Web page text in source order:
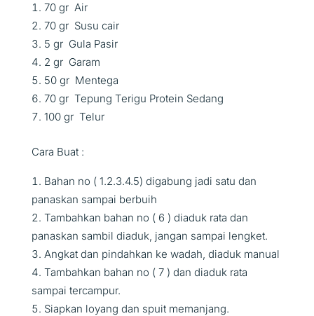
70 gr Air
70 gr Susu cair
5 gr Gula Pasir
2 gr Garam
50 gr Mentega
70 gr Tepung Terigu Protein Sedang
100 gr Telur
Cara Buat :
Bahan no ( 1.2.3.4.5) digabung jadi satu dan
panaskan sampai berbuih
Tambahkan bahan no ( 6 ) diaduk rata dan
panaskan sambil diaduk, jangan sampai lengket.
Angkat dan pindahkan ke wadah, diaduk manual
Tambahkan bahan no ( 7 ) dan diaduk rata
sampai tercampur.
Siapkan loyang dan spuit memanjang.